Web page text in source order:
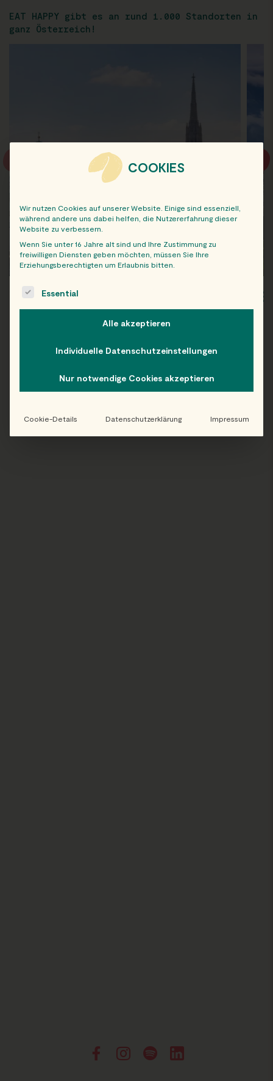
EAT HAPPY gibt es an rund 1.000 Standorten in
ganz Österreich!
WIEN
Folge uns auf Instagram!
COOKIES
Wir nutzen Cookies auf unserer Website. Einige sind essenziell,
während andere uns dabei helfen, die Nutzererfahrung dieser
Website zu verbessern.
Wenn Sie unter 16 Jahre alt sind und Ihre Zustimmung zu
freiwilligen Diensten geben möchten, müssen Sie Ihre
Erziehungsberechtigten um Erlaubnis bitten.
The following is a list of service groups for which consent
Essential
Alle akzeptieren
Individuelle Datenschutzeinstellungen
Nur notwendige Cookies akzeptieren
Cookie-Details Datenschutzerklärung Impressum